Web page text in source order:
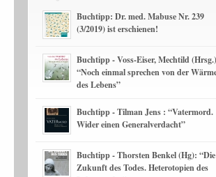
Buchtipp: Dr. med. Mabuse Nr. 239
(3/2019) ist erschienen!
Buchtipp - Voss-Eiser, Mechtild
“Noch einmal sprechen von der
des Lebens”
Buchtipp - Tilman Jens : “Vatermord.
Wider einen Generalverdacht”
Buchtipp - Thorsten Benkel (Hg): “Die
Zukunft des Todes. Heterotopien des